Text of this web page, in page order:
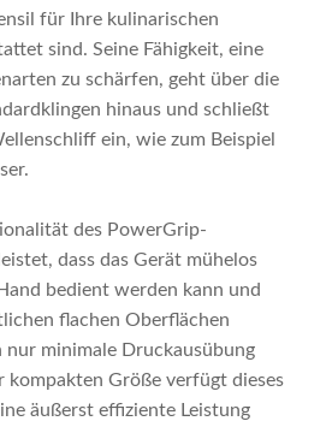
für Ihre kulinarischen
sind. Seine Fähigkeit, eine
zu schärfen, geht über die
hinaus und schließt
ein, wie zum Beispiel
des PowerGrip-
dass das Gerät mühelos
bedient werden kann und
flachen Oberflächen
nur minimale Druckausübung
kompakten Größe verfügt dieses
äußerst effiziente Leistung